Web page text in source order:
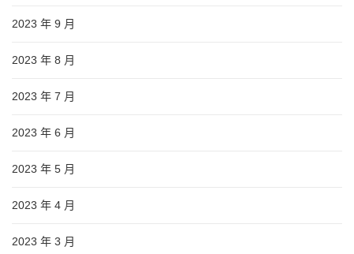
2023 年 9 月
2023 年 8 月
2023 年 7 月
2023 年 6 月
2023 年 5 月
2023 年 4 月
2023 年 3 月